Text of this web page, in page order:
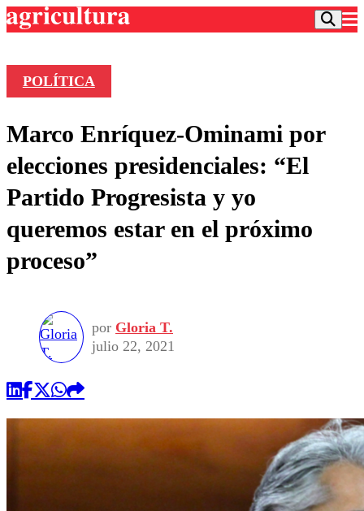
Frecuencias
Agricultura TV
Deportes
Colo Colo
Motor
Otros Deportes
Universidad Católica
Universidad de Chile
Entretención
Dato Practico
Política
Sustentabilidad
Vida Social
Publicaciones en medios
Comercial
POLÍTICA
Marco Enríquez-Ominami por
elecciones presidenciales: “El
Partido Progresista y yo
queremos estar en el próximo
proceso”
por Gloria T.
julio 22, 2021